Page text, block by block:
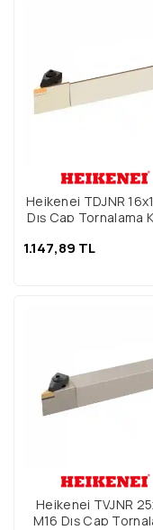
Heikenei TDJNR
Dış Çap Tornalama
1.147,89 TL
Heikenei TVJNR
M16 Dış Çap